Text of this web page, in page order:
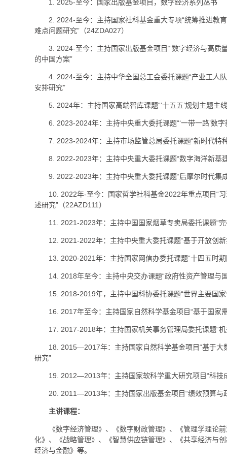
1. 2025-至今：国家出版基金项目，数字经济系列丛书
2. 2024-至今：主持国家社科基金重大专项“统筹推进教
难点问题研究”（24ZDA027）
3. 2024-至今：主持国家出版基金项目“‘数字经济与高质
的中国方案”
4. 2024-至今：主持中华全国总工会委托课题“产业工人
安排研究”
5. 2024年：主持国家高端智库课题“‘十五五’规划主题主
6. 2023-2024年：主持中央重大委托课题“‘一带一路’数
7. 2023-2024年：主持市场监管总局委托课题“新时代特
8. 2022-2023年：主持中央重大委托课题“数字海洋新基
9. 2022-2023年：主持中央重大委托课题“后摩尔时代集
10. 2022年-至今：国家哲学社科基金2022年重点项目“
述研究”（22AZD111）
11. 2021-2023年：主持中国国家烟草专卖局委托课题“
12. 2021-2022年：主持中央重大委托课题“基于开放创
13. 2020-2021年：主持国家网信办委托课题“十四五时
14. 2018年至今：主持中央交办课题“政府性资产管理与
15. 2018-2019年，主持中国科协委托课题“世界主要国
16. 2017年至今：主持国家自然科学基金项目“基于国家
17. 2017-2018年：主持国家机关事务管理局委托课题“
18. 2015—2017年：主持国家自然科学基金项目“基于大
研究”
19. 2012—2013年：主持国家软科学重大研究项目“科技
20. 2011—2013年：主持国家出版基金项目“绩效预算与
主讲课程：
《数字经济管理》、《数字财政管理》、《管理学理论
化》、《战略管理》、《智慧供应链管理》、《共享经济与
经济与金融》等。